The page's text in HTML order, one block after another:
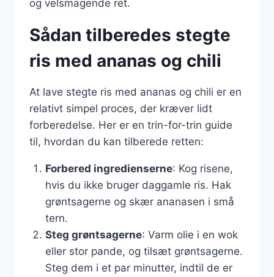
og velsmagende ret.
Sådan tilberedes stegte
ris med ananas og chili
At lave stegte ris med ananas og chili er en
relativt simpel proces, der kræver lidt
forberedelse. Her er en trin-for-trin guide
til, hvordan du kan tilberede retten:
Forbered ingredienserne: Kog risene,
hvis du ikke bruger daggamle ris. Hak
grøntsagerne og skær ananasen i små
tern.
Steg grøntsagerne: Varm olie i en wok
eller stor pande, og tilsæt grøntsagerne.
Steg dem i et par minutter, indtil de er